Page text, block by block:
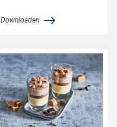
Downloaden